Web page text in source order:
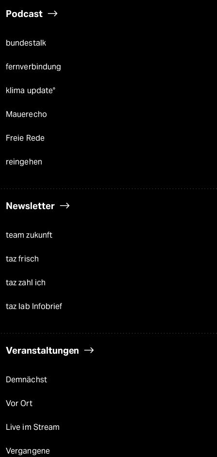
Podcast
bundestalk
fernverbindung
klima update°
Mauerecho
Freie Rede
reingehen
Newsletter
team zukunft
taz frisch
taz zahl ich
taz lab Infobrief
Veranstaltungen
Demnächst
Vor Ort
Live im Stream
Vergangene